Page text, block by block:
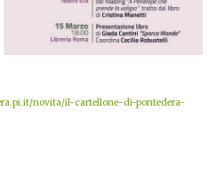
novita/il-cartellone-di-pontedera-